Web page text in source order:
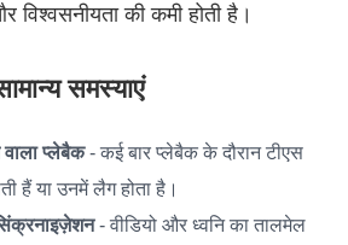
की कमी होती है।
समस्याएं
प्लेबैक- कई बार प्लेबैक के दौरान टीएस
हैं या उनमें लैग होता है।
- वीडियो और ध्वनि का तालमेल